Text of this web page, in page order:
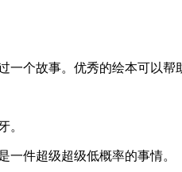
一个故事。优秀的绘本可以帮
。
一件超级超级低概率的事情。